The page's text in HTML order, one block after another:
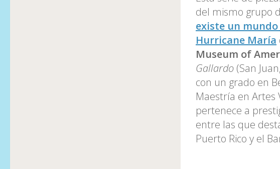
del mismo grupo
existe un
Hurricane María
Museum of
Gallardo (San
con un grado en
Maestría en Artes
pertenece a
entre las que
Puerto Rico y el